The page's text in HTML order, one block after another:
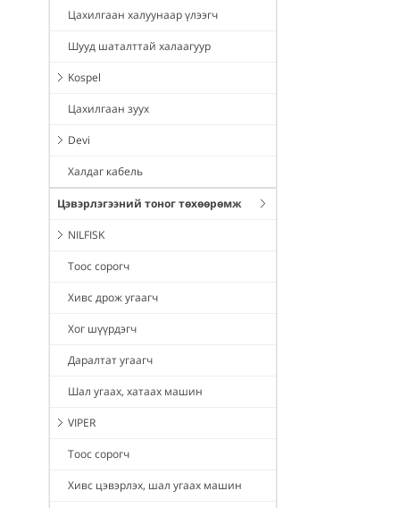
Цахилгаан халуунаар үлээгч
Шууд шаталттай халаагуур
Kospel
Цахилгаан зуух
Devi
Халдаг кабель
Цэвэрлэгээний тоног төхөөрөмж
NILFISK
Тоос сорогч
Хивс дрож угаагч
Хог шүүрдэгч
Даралтат угаагч
Шал угаах, хатаах машин
VIPER
Тоос сорогч
Хивс цэвэрлэх, шал угаах машин